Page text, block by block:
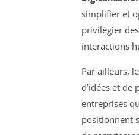
simplifier et
privilégier
interactions
Par ailleurs,
d’idées et de
entreprises
positionnent